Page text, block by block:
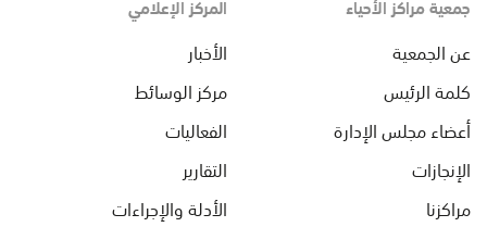
جمعية مراكز الأحياء
عن الجمعية
كلمة الرئيس
أعضاء مجلس الإدارة
الإنجازات
مراكزنا
المركز الإعلامي
الأخبار
مركز الوسائط
الفعاليات
التقارير
الأدلة والإجراءات